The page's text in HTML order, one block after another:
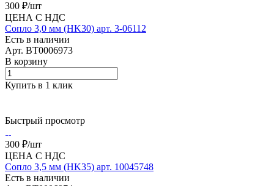
300 ₽/шт
ЦЕНА С НДС
Сопло 3,0 мм (HK30) арт. 3-06112
Есть в наличии
Арт. BT0006973
В корзину
Купить в 1 клик
Быстрый просмотр
300 ₽/шт
ЦЕНА С НДС
Сопло 3,5 мм (HK35) арт. 10045748
Есть в наличии